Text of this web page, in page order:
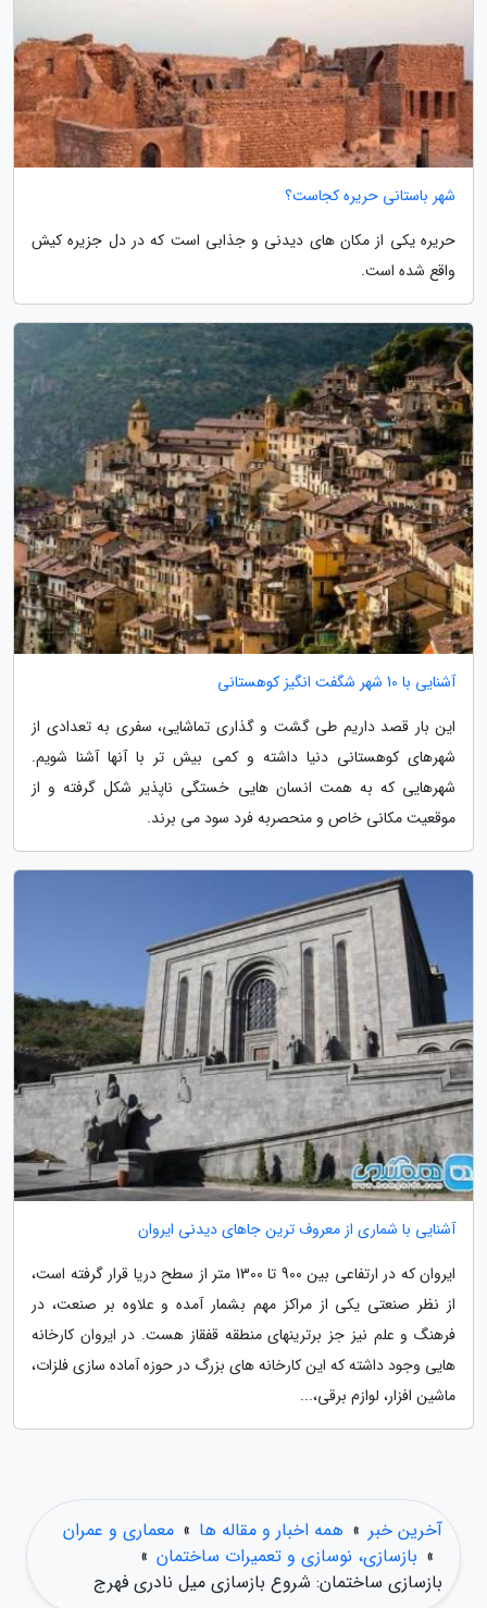
شهر باستانی حریره کجاست؟
حریره یکی از مکان های دیدنی و جذابی است که در دل جزیره کیش
واقع شده است.
آشنایی با 10 شهر شگفت انگیز کوهستانی
این بار قصد داریم طی گشت و گذاری تماشایی، سفری به تعدادی از
شهرهای کوهستانی دنیا داشته و کمی بیش تر با آنها آشنا شویم.
شهرهایی که به همت انسان هایی خستگی ناپذیر شکل گرفته و از
موقعیت مکانی خاص و منحصربه فرد سود می برند.
آشنایی با شماری از معروف ترین جاهای دیدنی ایروان
ایروان که در ارتفاعی بین 900 تا 1300 متر از سطح دریا قرار گرفته است،
از نظر صنعتی یکی از مراکز مهم بشمار آمده و علاوه بر صنعت، در
فرهنگ و علم نیز جز برترینهای منطقه قفقاز هست. در ایروان کارخانه
هایی وجود داشته که این کارخانه های بزرگ در حوزه آماده سازی فلزات،
ماشین افزار، لوازم برقی،...
آخرین خبر » همه اخبار و مقاله ها » معماری و عمران
» بازسازی، نوسازی و تعمیرات ساختمان »
بازسازی ساختمان: شروع بازسازی میل نادری فهرج